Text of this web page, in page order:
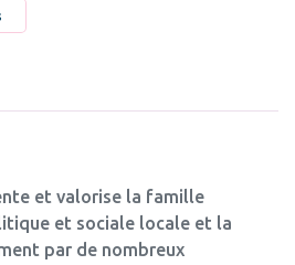
et valorise la famille
et sociale locale et la
par de nombreux